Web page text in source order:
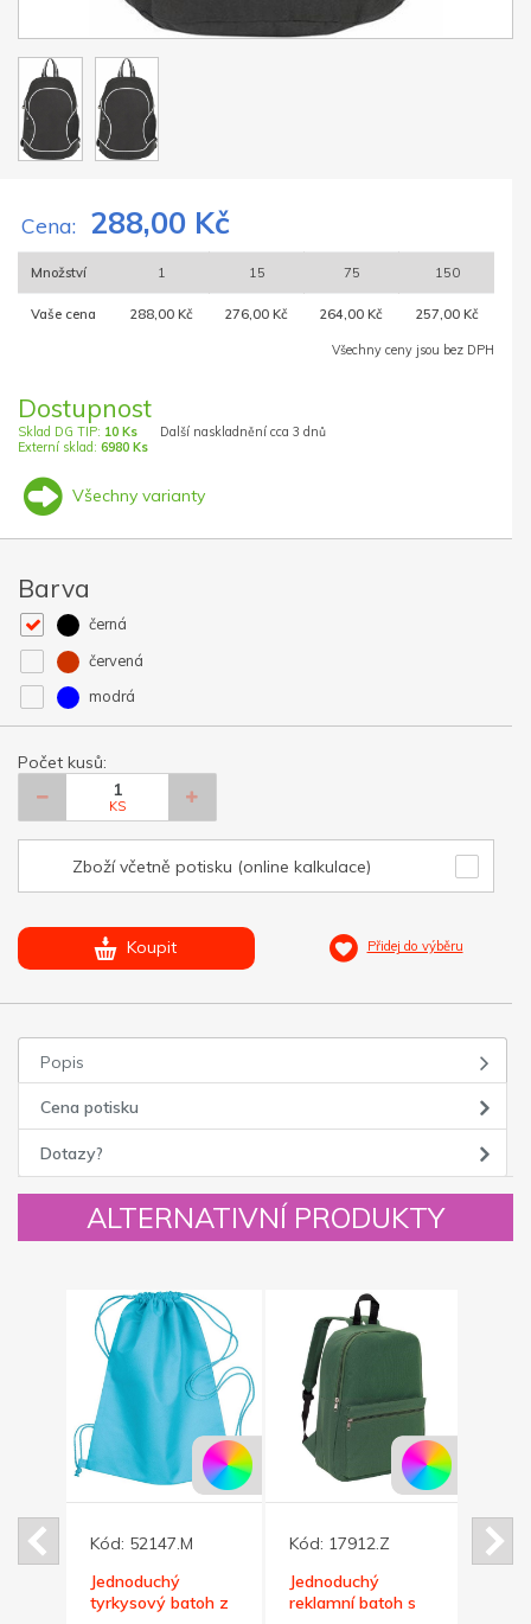
Cena: 288,00 Kč
Množství 1 15 75 150
Vaše cena 288,00 Kč 276,00 Kč 264,00 Kč 257,00 Kč
Všechny ceny jsou bez DPH
Dostupnost
Sklad DG TIP: 10 Ks
Externí sklad: 6980 Ks
Další naskladnění cca 3 dnů
Všechny varianty
Barva
černá
červená
modrá
Počet kusů:
KS
Zboží včetně potisku (online kalkulace)
Koupit Přidej do výběru
Popis
Cena potisku
Dotazy?
ALTERNATIVNÍ PRODUKTY
Kód: 52147.M
Jednoduchý
tyrkysový batoh z
Kód: 17912.Z
Jednoduchý
reklamní batoh s
Kód: